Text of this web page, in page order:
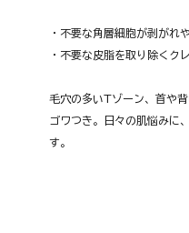
・不要な角層細胞が剥がれ
・不要な皮脂を取り除くク
毛穴の多いTゾーン、首や
ゴワつき。日々の肌悩みに
す。